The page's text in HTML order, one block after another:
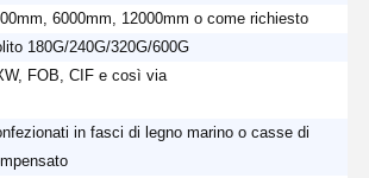
6000mm, 12000mm o come richiesto
180G/240G/320G/600G
FOB, CIF e così via
in fasci di legno marino o casse di